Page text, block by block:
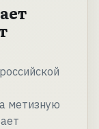
метизную